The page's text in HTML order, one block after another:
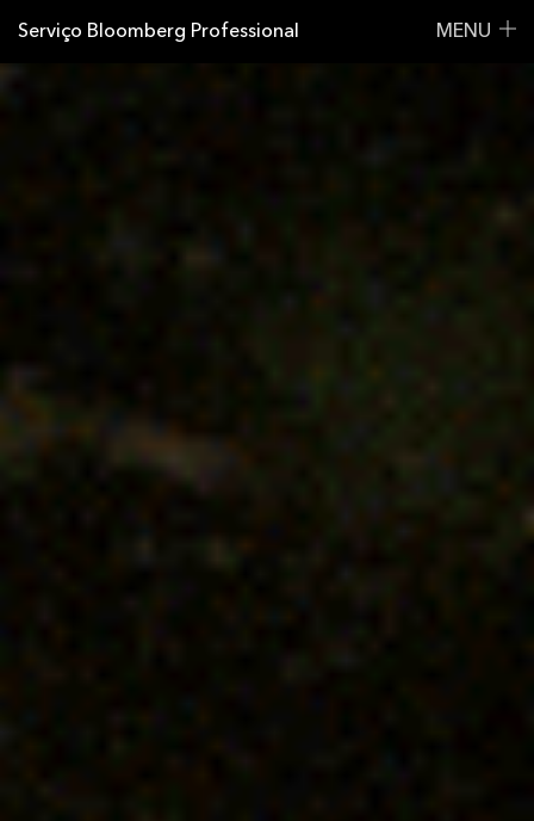
Serviço Bloomberg Professional MENU